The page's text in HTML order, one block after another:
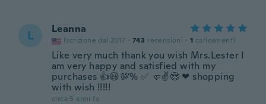
L Leanna
Iscrizione dal 2017 · 743 recensioni · 1 caricamenti
Like very much thank you wish Mrs.Lester I
am very happy and satisfied with my
purchases 👍😃💯% ✅ 🤛✌😍 ❤ shopping
with wish !!!!!
circa 5 anni fa